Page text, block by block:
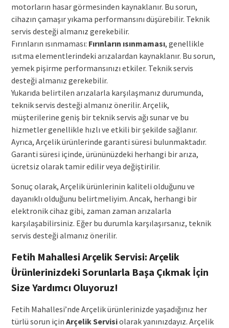
motorların hasar görmesinden kaynaklanır. Bu sorun,
cihazın çamaşır yıkama performansını düşürebilir. Teknik
servis desteği almanız gerekebilir.
Fırınların ısınmaması: Fırınların ısınmaması, genellikle
ısıtma elementlerindeki arızalardan kaynaklanır. Bu sorun,
yemek pişirme performansınızı etkiler. Teknik servis
desteği almanız gerekebilir.
Yukarıda belirtilen arızalarla karşılaşmanız durumunda,
teknik servis desteği almanız önerilir. Arçelik,
müşterilerine geniş bir teknik servis ağı sunar ve bu
hizmetler genellikle hızlı ve etkili bir şekilde sağlanır.
Ayrıca, Arçelik ürünlerinde garanti süresi bulunmaktadır.
Garanti süresi içinde, ürününüzdeki herhangi bir arıza,
ücretsiz olarak tamir edilir veya değiştirilir.
Sonuç olarak, Arçelik ürünlerinin kaliteli olduğunu ve
dayanıklı olduğunu belirtmeliyim. Ancak, herhangi bir
elektronik cihaz gibi, zaman zaman arızalarla
karşılaşabilirsiniz. Eğer bu durumla karşılaşırsanız, teknik
servis desteği almanız önerilir.
Fetih Mahallesi Arçelik Servisi: Arçelik
Ürünlerinizdeki Sorunlarla Başa Çıkmak İçin
Size Yardımcı Oluyoruz!
Fetih Mahallesi’nde Arçelik ürünlerinizde yaşadığınız her
türlü sorun için Arçelik Servisiolarak yanınızdayız. Arçelik